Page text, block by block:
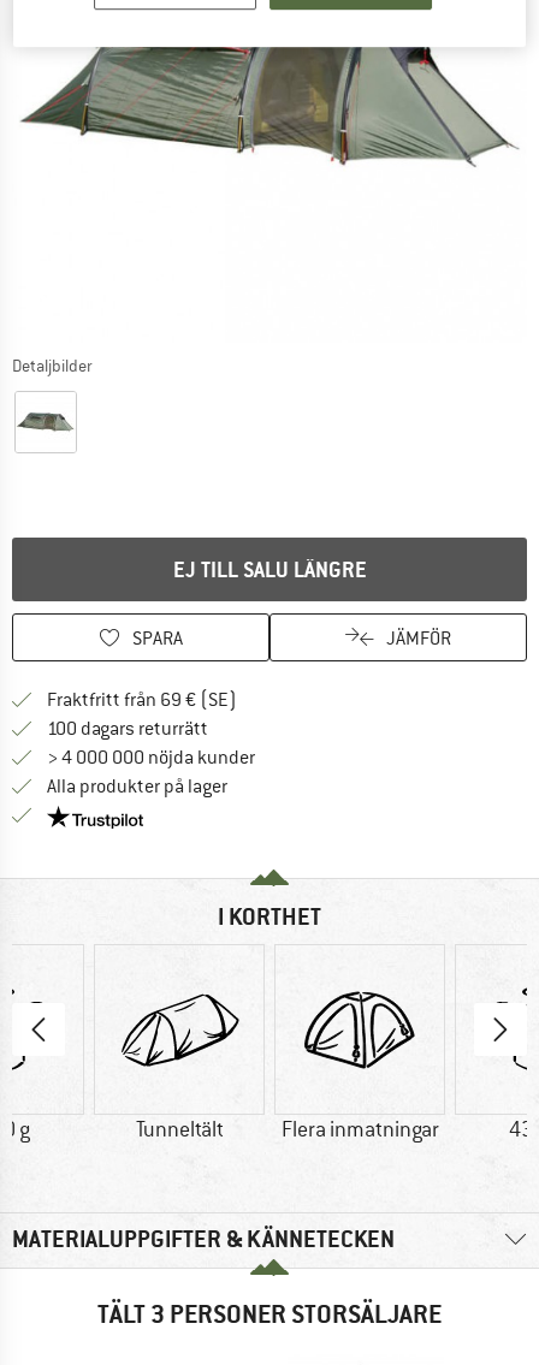
Detaljbilder
EJ TILL SALU LÄNGRE
SPARA JÄMFÖR
Fraktfritt från 69 € (SE)
100 dagars returrätt
> 4 000 000 nöjda kunder
Alla produkter på lager
Trust Pilot-garanti - hitta all information här!
I KORTHET
g Tunneltält Flera inmatningar
MATERIALUPPGIFTER & KÄNNETECKEN
TÄLT 3 PERSONER STORSÄLJARE